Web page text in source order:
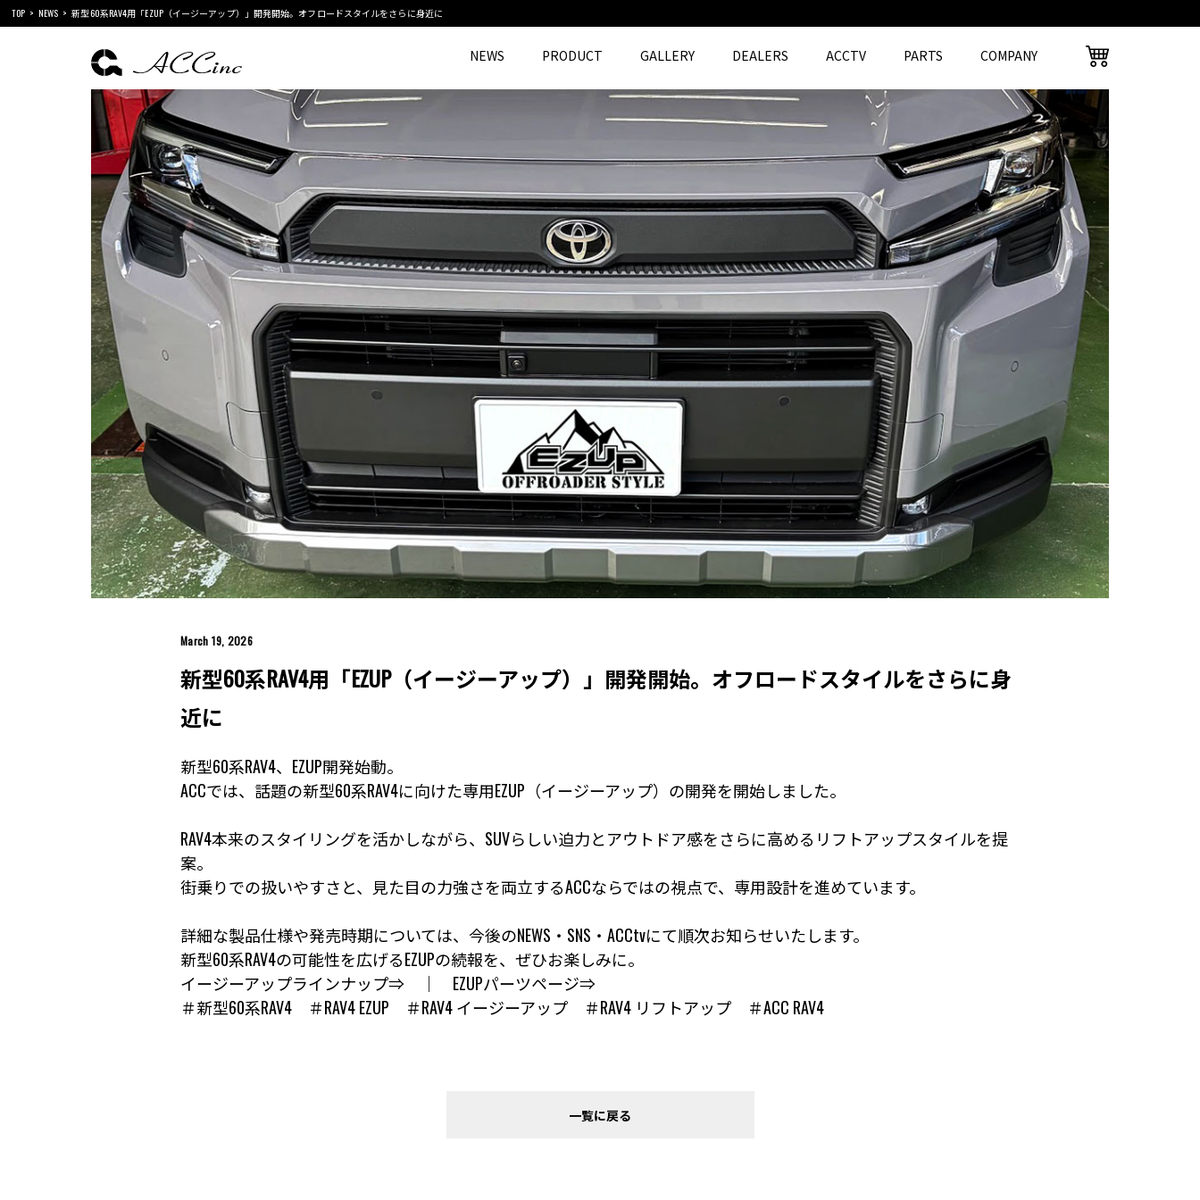
TOP NEWS 新型60系RAV4用「EZUP（イージーアップ）」開発開始。オフロードスタイルをさらに身近に
NEWS PRODUCT GALLERY DEALERS ACCTV PARTS COMPANY
March 19, 2026
新型60系RAV4用「EZUP（イージーアップ）」開発開始。オフロードスタイルをさらに身
近に
新型60系RAV4、EZUP開発始動。
ACCでは、話題の新型60系RAV4に向けた専用EZUP（イージーアップ）の開発を開始しました。
RAV4本来のスタイリングを活かしながら、SUVらしい迫力とアウトドア感をさらに高めるリフトアップスタイルを提
案。
街乗りでの扱いやすさと、見た目の力強さを両立するACCならではの視点で、専用設計を進めています。
詳細な製品仕様や発売時期については、今後のNEWS・SNS・ACCtvにて順次お知らせいたします。
新型60系RAV4の可能性を広げるEZUPの続報を、ぜひお楽しみに。
イージーアップラインナップ⇒ ｜ EZUPパーツページ⇒
＃新型60系RAV4 ＃RAV4 EZUP ＃RAV4 イージーアップ ＃RAV4 リフトアップ ＃ACC RAV4
一覧に戻る